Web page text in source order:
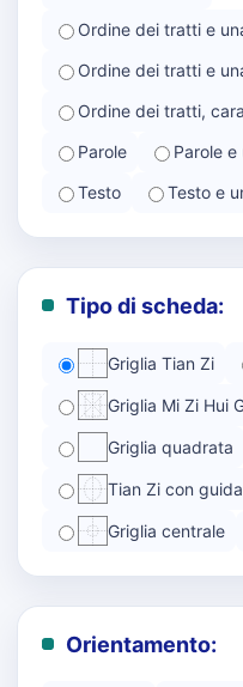
Ordine dei tratti e
Ordine dei tratti e
Ordine dei tratti,
Parole
Parole
Testo
Testo e
Tipo di scheda:
Griglia Tian Zi
Griglia Mi Zi Hui
Griglia quadrata
Tian Zi con
Griglia centrale
Orientamento: